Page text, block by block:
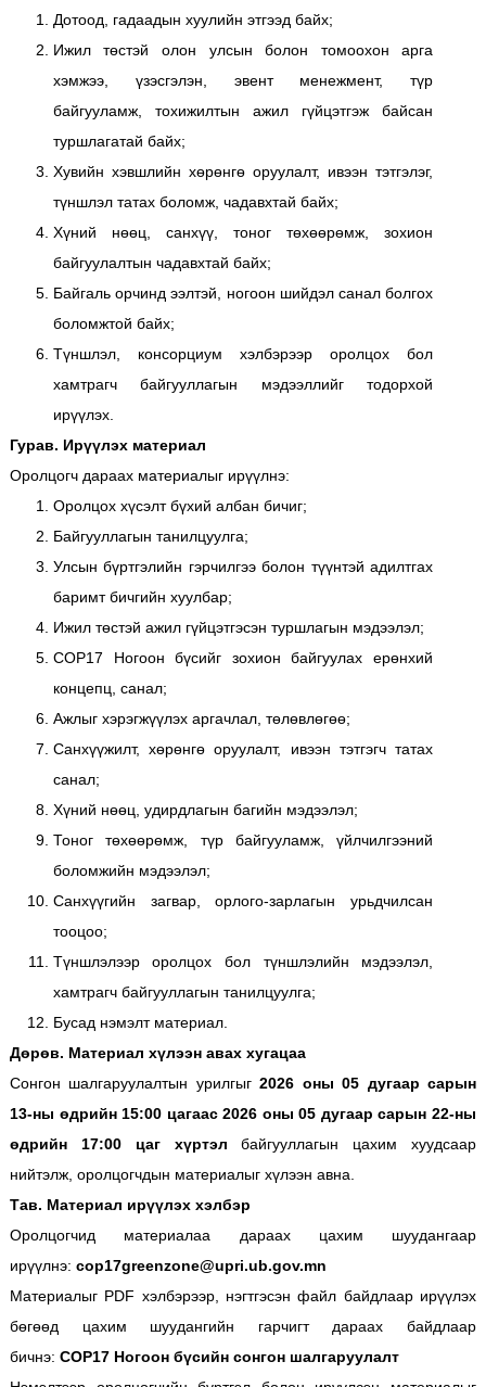
Дотоод, гадаадын хуулийн этгээд байх;
Ижил төстэй олон улсын болон томоохон арга
хэмжээ, үзэсгэлэн, эвент менежмент, түр
байгууламж, тохижилтын ажил гүйцэтгэж байсан
туршлагатай байх;
Хувийн хэвшлийн хөрөнгө оруулалт, ивээн тэтгэлэг,
түншлэл татах боломж, чадавхтай байх;
Хүний нөөц, санхүү, тоног төхөөрөмж, зохион
байгуулалтын чадавхтай байх;
Байгаль орчинд ээлтэй, ногоон шийдэл санал болгох
боломжтой байх;
Түншлэл, консорциум хэлбэрээр оролцох бол
хамтрагч байгууллагын мэдээллийг тодорхой
ирүүлэх.
Гурав. Ирүүлэх материал
Оролцогч дараах материалыг ирүүлнэ:
Оролцох хүсэлт бүхий албан бичиг;
Байгууллагын танилцуулга;
Улсын бүртгэлийн гэрчилгээ болон түүнтэй адилтгах
баримт бичгийн хуулбар;
Ижил төстэй ажил гүйцэтгэсэн туршлагын мэдээлэл;
COP17 Ногоон бүсийг зохион байгуулах ерөнхий
концепц, санал;
Ажлыг хэрэгжүүлэх аргачлал, төлөвлөгөө;
Санхүүжилт, хөрөнгө оруулалт, ивээн тэтгэгч татах
санал;
Хүний нөөц, удирдлагын багийн мэдээлэл;
Тоног төхөөрөмж, түр байгууламж, үйлчилгээний
боломжийн мэдээлэл;
Санхүүгийн загвар, орлого-зарлагын урьдчилсан
тооцоо;
Түншлэлээр оролцох бол түншлэлийн мэдээлэл,
хамтрагч байгууллагын танилцуулга;
Бусад нэмэлт материал.
Дөрөв. Материал хүлээн авах хугацаа
Сонгон шалгаруулалтын урилгыг2026 оны 05 дугаар сарын
13-ны өдрийн 15:00 цагаас 2026 оны 05 дугаар сарын 22-ны
өдрийн 17:00 цаг хүртэл байгууллагын цахим хуудсаар
нийтэлж, оролцогчдын материалыг хүлээн авна.
Тав. Материал ирүүлэх хэлбэр
Оролцогчид материалаа дараах цахим шуудангаар
ирүүлнэ: cop17greenzone@upri.ub.gov.mn
Материалыг PDF хэлбэрээр, нэгтгэсэн файл байдлаар ирүүлэх
бөгөөд цахим шуудангийн гарчигт дараах байдлаар
бичнэ: COP17 Ногоон бүсийн сонгон шалгаруулалт